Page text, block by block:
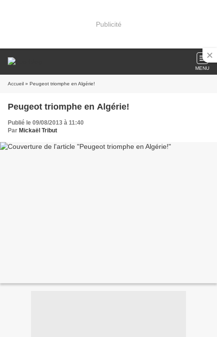
Publicité
MENU
Accueil » Peugeot triomphe en Algérie!
Peugeot triomphe en Algérie!
Publié le 09/08/2013 à 11:40
Par Mickaël Tribut